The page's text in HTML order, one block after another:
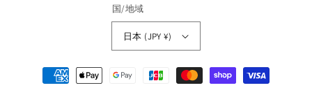
国/地域
日本 (JPY ¥)
決